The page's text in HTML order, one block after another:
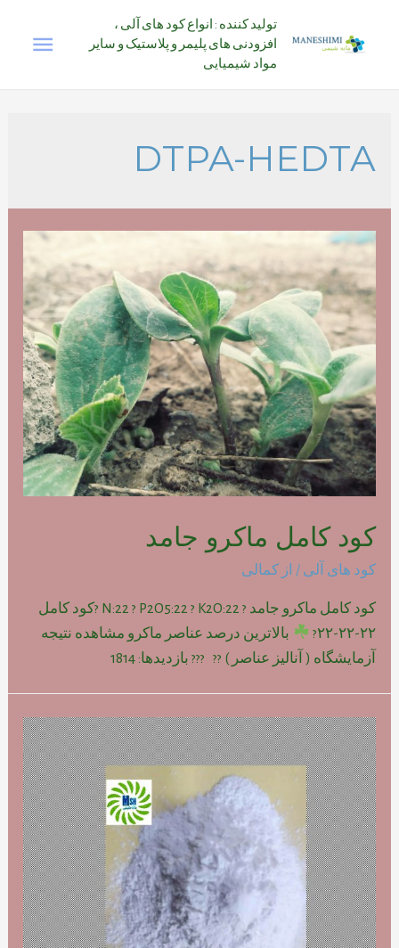
تولید کننده : انواع کود های آلی ،
افزودنی های پلیمر و پلاستیک و سایر
مواد شیمیایی
DTPA-HEDTA
کود کامل ماکرو جامد
کود های آلی / از کمالی
کود کامل ماکرو جامد ? N:22 ? P2O5:22 ? K2O:22 ?کود کامل
۲۲-۲۲-۲۲?
بالاترین درصد عناصر ماکرو مشاهده نتیجه
آزمایشگاه ( آنالیز عناصر ) ?? ??? بازدیدها: 1814